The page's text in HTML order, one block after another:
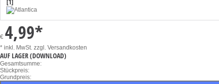
€ 4,99*
* inkl. MwSt. zzgl. Versandkosten
AUF LAGER(DOWNLOAD)
Gesamtsumme:
Stückpreis:
Grundpreis: